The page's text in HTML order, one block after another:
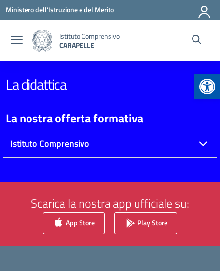
Vai ai contenuti
Vai al menu di navigazione
Vai al footer
Ministero dell'Istruzione e del Merito
Istituto Comprensivo
CARAPELLE
La didattica
La nostra offerta formativa
Istituto Comprensivo
Scarica la nostra app ufficiale su:
App Store Play Store